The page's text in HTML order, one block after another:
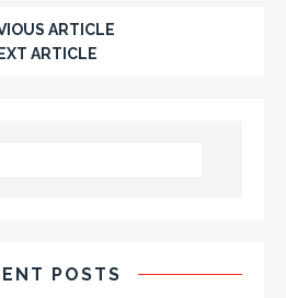
ARTICLE
ARTICLE
POSTS